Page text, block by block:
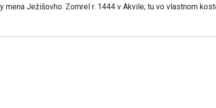
Ježišovho. Zomrel r. 1444 v Akvile; tu vo vlastnom